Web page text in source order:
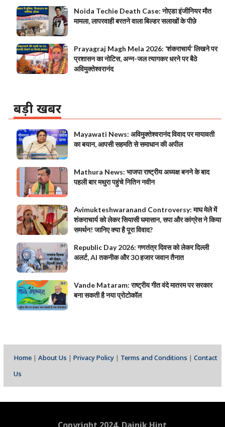
Noida Techie Death Case: नोएडा इंजीनियर मौत
मामला, लापरवाही बरतने वाला बिल्डर सलाखों के पीछे
Prayagraj Magh Mela 2026: ‘शंकराचार्य’ लिखने पर
प्रशासन का नोटिस, अन्न-जल त्यागकर धरने पर बैठे
अविमुक्तेश्वरानंद
बड़ी खबर
Mayawati News: अविमुक्तेश्वरानंद विवाद पर मायावती
का बयान, आपसी सहमति से समाधान की अपील
Mathura News: भाजपा राष्ट्रीय अध्यक्ष बनने के बाद
पहली बार मथुरा पहुंचे नितिन नवीन
Avimukteshwaranand Controversy: माघ मेले में
शंकराचार्य को लेकर सियासी घमासान, सपा और कांग्रेस ने किया
समर्थन! जानिए क्या है पूरा विवाद?
Republic Day 2026: गणतंत्र दिवस को लेकर दिल्ली
अलर्ट, AI तकनीक और 30 हजार जवान तैनात
Vande Mataram: राष्ट्रीय गीत वंदे मातरम पर सरकार
बना सकती है नया प्रोटोकॉल
Home| About Us | Privacy Policy| Terms and Conditions | Contact
Us